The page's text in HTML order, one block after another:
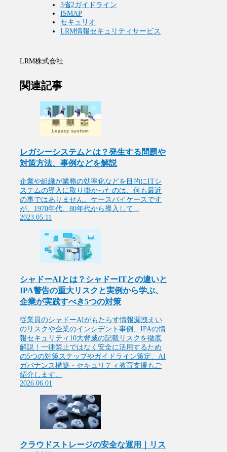
3省2ガイドライン
ISMAP
セキュリオ
LRM情報セキュリティサービス
LRM株式会社
関連記事
レガシーシステムとは？発生する問題や
対策方法、事例などを解説
企業や組織が業務の効率化などを目的にITシ
ステムの導入に取り掛かったのは、何も最近
の事ではありません。ケースバイケースです
が、1970年代、80年代から導入して...
2023.05.11
シャドーAIとは？シャドーITとの違いと
IPA警告の重大リスクと実例から学ぶ、
企業が実践すべき5つの対策
従業員のシャドーAIがもたらす情報漏洩えい
のリスクや企業のインシデント事例、IPAの情
報セキュリティ10大脅威の記載リスクを徹底
解説！一律禁止ではなく安全に活用するため
の5つの対策ステップやガイドライン策定、AI
ガバナンス構築・セキュリティ教育支援もご
紹介します。
2026.06.01
クラウドストレージの安全な運用｜リス